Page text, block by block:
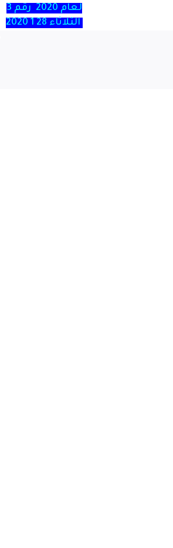
لعام 2020 رقم 3
الثلاثاء 28 1 2020